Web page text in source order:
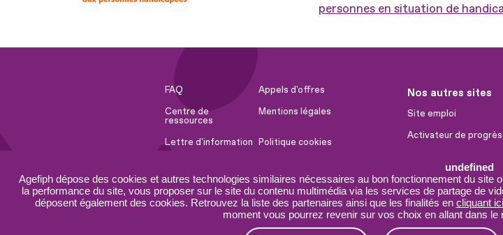
undefined
Agefiph dépose des cookies et autres technologies similaires nécessaires au bon fonctionnement du site
la performance du site, vous proposer sur le site du contenu multimédia via les services de partage de
déposent également des cookies. Retrouvez la liste des partenaires ainsi que les finalités en cliquant ici
moment vous pourrez revenir sur vos choix en allant dans
personnes en situation de
FAQ
Appels d'offres
Centre de
ressources
Mentions légales
Lettre d'information Politique cookies
Accessibilité :
partiellement
conforme
Plan du site
Nos autres sites
Site emploi
Activateur de progrès
Innovation et
Université du RRH
Service AppuiPro